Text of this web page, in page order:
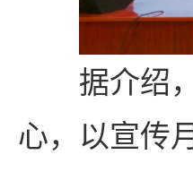
据介绍
心，以宣传